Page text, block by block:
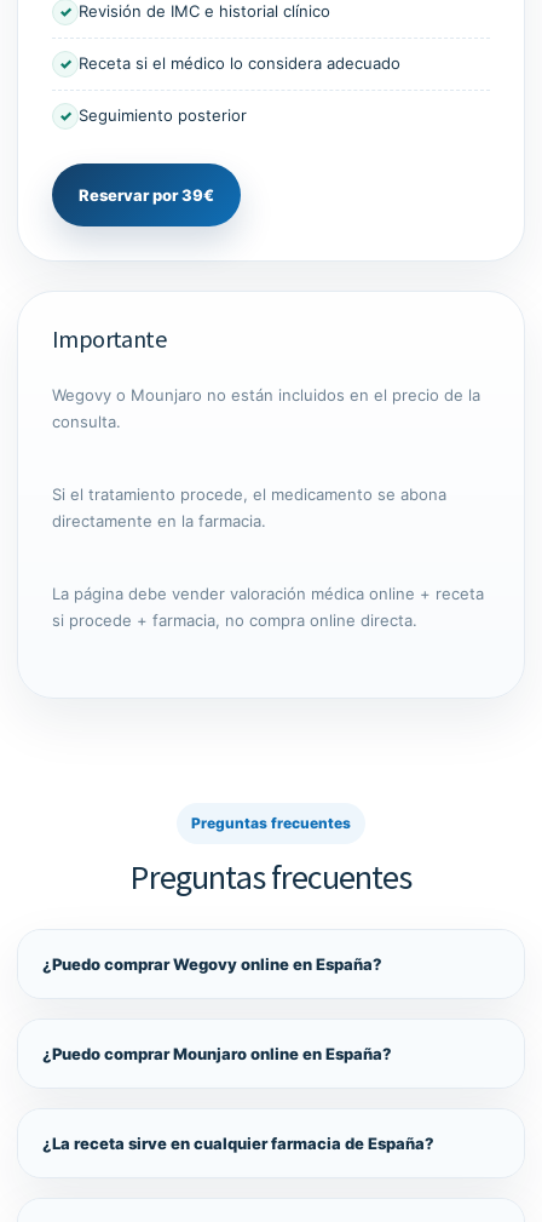
✓ Revisión de IMC e historial clínico
✓ Receta si el médico lo considera adecuado
✓ Seguimiento posterior
Reservar por 39€
Importante
Wegovy o Mounjaro no están incluidos en el precio de la
consulta.
Si el tratamiento procede, el medicamento se abona
directamente en la farmacia.
La página debe vender valoración médica online + receta
si procede + farmacia, no compra online directa.
Preguntas frecuentes
Preguntas frecuentes
¿Puedo comprar Wegovy online en España?
¿Puedo comprar Mounjaro online en España?
¿La receta sirve en cualquier farmacia de España?